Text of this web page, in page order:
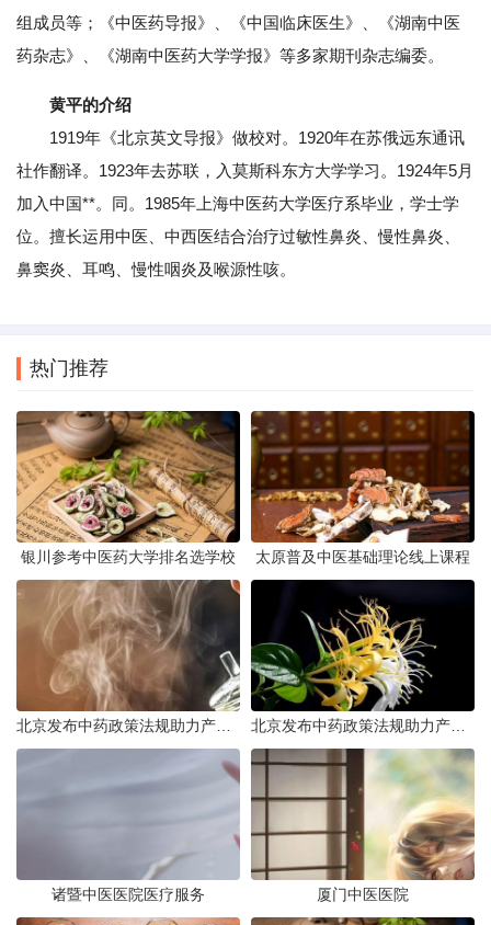
组成员等；《中医药导报》、《中国临床医生》、《湖南中医
药杂志》、《湖南中医药大学学报》等多家期刊杂志编委。
黄平的介绍
1919年《北京英文导报》做校对。1920年在苏俄远东通讯
社作翻译。1923年去苏联，入莫斯科东方大学学习。1924年5月
加入中国**。同。1985年上海中医药大学医疗系毕业，学士学
位。擅长运用中医、中西医结合治疗过敏性鼻炎、慢性鼻炎、
鼻窦炎、耳鸣、慢性咽炎及喉源性咳。
热门推荐
银川参考中医药大学排名选学校 太原普及中医基础理论线上课程
诸暨中医医院医疗服务 厦门中医医院